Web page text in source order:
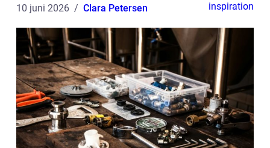
10 juni 2026 Clara Petersen inspiration